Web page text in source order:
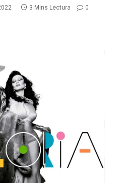
3 Mins Lectura 0